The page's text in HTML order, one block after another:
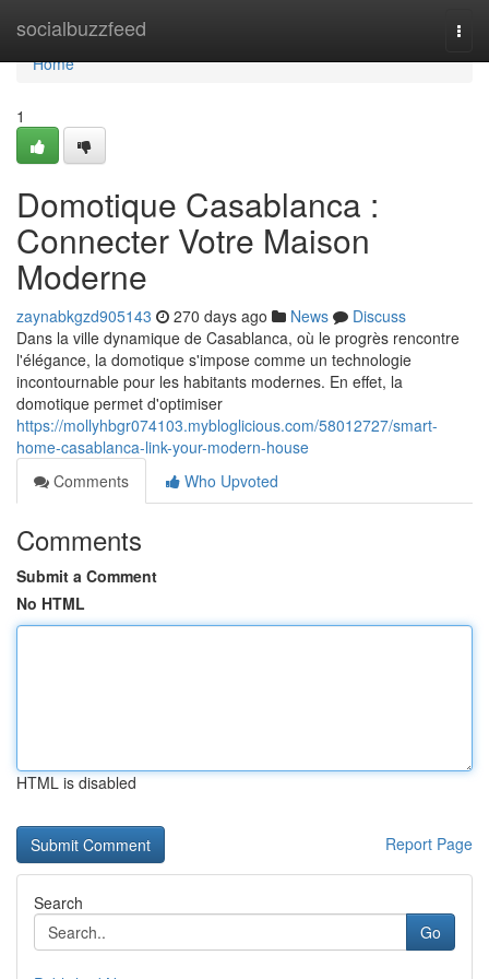
socialbuzzfeed
Home
Home
1
Domotique Casablanca :
Connecter Votre Maison
Moderne
zaynabkgzd905143 270 days ago News
Discuss
Dans la ville dynamique de Casablanca, où le progrès rencontre
l'élégance, la domotique s'impose comme un technologie
incontournable pour les habitants modernes. En effet, la
domotique permet d'optimiser
https://mollyhbgr074103.mybloglicious.com/58012727/smart-
home-casablanca-link-your-modern-house
Comments
Who Upvoted
Comments
Submit a Comment
No HTML
HTML is disabled
Report Page
Search
Go